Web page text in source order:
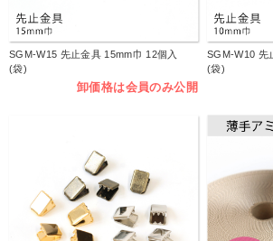
SGM-W15 先止金具 15mm巾 12個入
(袋)
卸価格は会員のみ公開
SGM-W10 先
(袋)